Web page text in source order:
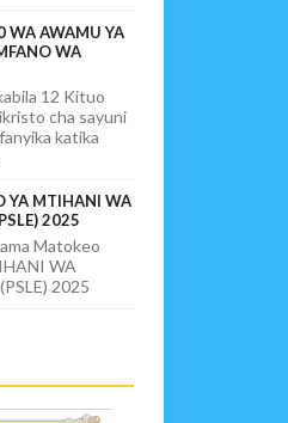
WA AWAMU YA
WA
12 Kituo
cha sayuni
katika
YA MTIHANI WA
2025
Matokeo
WA
2025